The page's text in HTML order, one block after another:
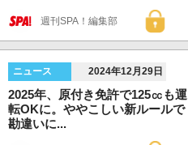
週刊SPA！編集部
ニュース 2024年12月29日
2025年、原付き免許で125㏄も運
転OKに。ややこしい新ルールで
勘違いに...